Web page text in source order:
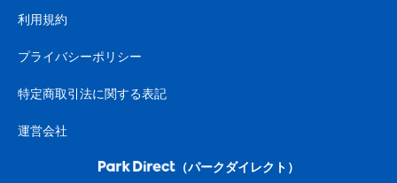
利用規約
プライバシーポリシー
特定商取引法に関する表記
運営会社
（パークダイレクト）